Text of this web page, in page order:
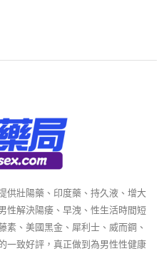
供壯陽藥、印度藥、持久液、增大
性解決陽痿、早洩、性生活時間短
、美國黑金、犀利士、威而鋼、
一致好評，真正做到為男性性健康